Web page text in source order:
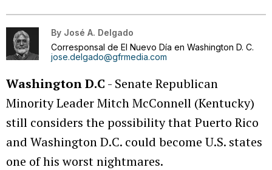
By José A. Delgado
Corresponsal de El Nuevo Día en Washington D. C.
jose.delgado@gfrmedia.com
Washington D.C - Senate Republican
Minority Leader Mitch McConnell (Kentucky)
still considers the possibility that Puerto Rico
and Washington D.C. could become U.S. states
one of his worst nightmares.